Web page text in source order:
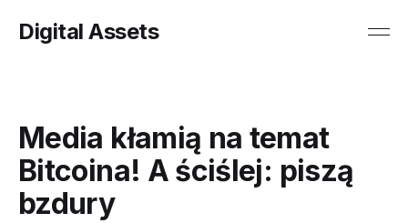
Digital Assets
Media kłamią na temat
Bitcoina! A ściślej: piszą
bzdury